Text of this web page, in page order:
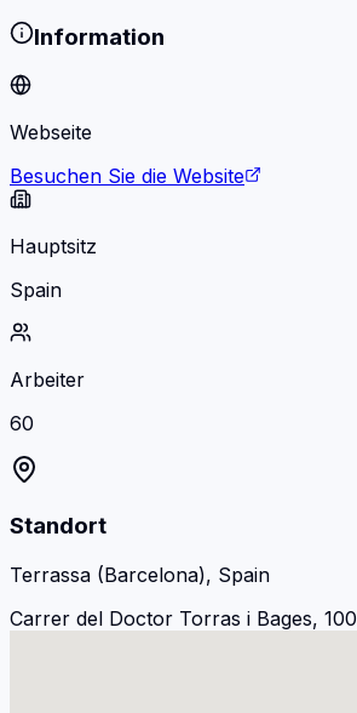
Information
Webseite
Besuchen Sie die Website
Hauptsitz
Spain
Arbeiter
60
Standort
Terrassa (Barcelona), Spain
Carrer del Doctor Torras i Bages, 100